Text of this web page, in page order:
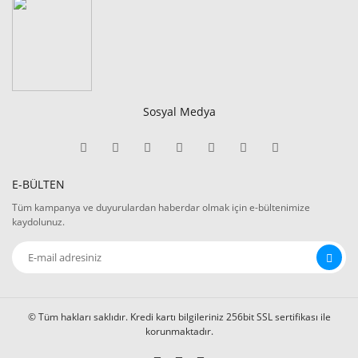
Sosyal Medya
E-BÜLTEN
Tüm kampanya ve duyurulardan haberdar olmak için e-bültenimize
kaydolunuz.
© Tüm hakları saklıdır. Kredi kartı bilgileriniz 256bit SSL sertifikası ile
korunmaktadır.